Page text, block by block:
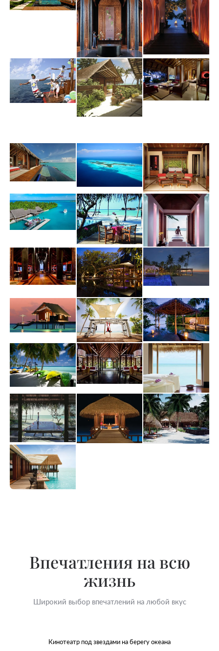
Впечатления на всю
жизнь
Широкий выбор впечатлений на любой вкус
Кинотеатр под звездами на берегу океана